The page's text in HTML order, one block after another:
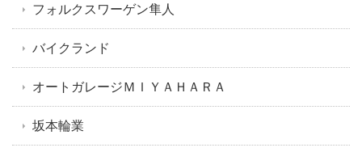
フォルクスワーゲン隼人
バイクランド
オートガレージＭＩＹＡＨＡＲＡ
坂本輪業